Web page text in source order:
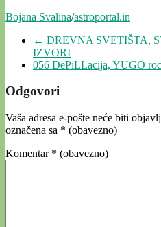
Bojana Svalina/astroportal.in
← DREVNA SVETIŠTA,
IZVORI
056 DePiLLacija, YUGO
Odgovori
Vaša adresa e-pošte neće biti
označena sa * (obavezno)
Komentar * (obavezno)